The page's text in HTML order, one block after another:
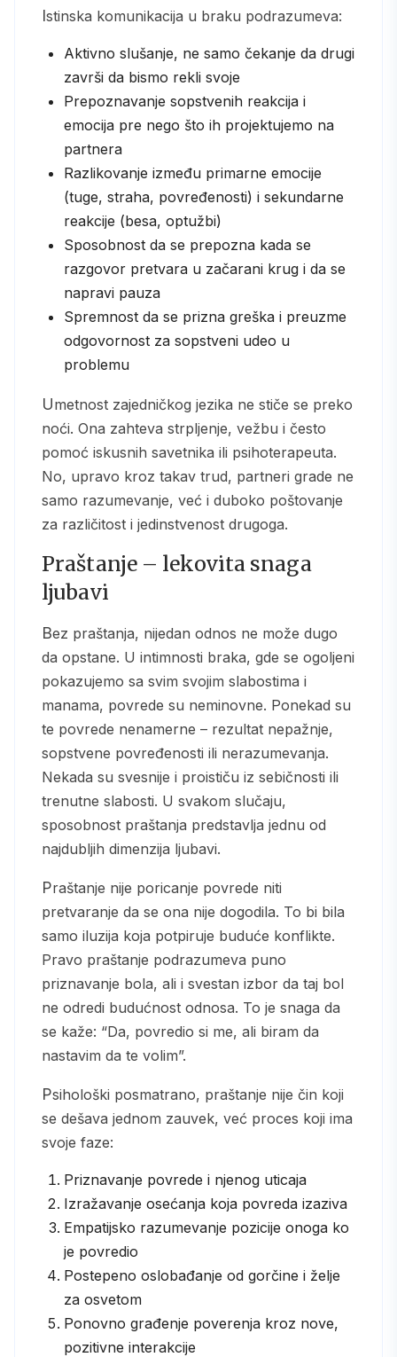
Istinska komunikacija u braku podrazumeva:
Aktivno slušanje, ne samo čekanje da drugi
završi da bismo rekli svoje
Prepoznavanje sopstvenih reakcija i
emocija pre nego što ih projektujemo na
partnera
Razlikovanje između primarne emocije
(tuge, straha, povređenosti) i sekundarne
reakcije (besa, optužbi)
Sposobnost da se prepozna kada se
razgovor pretvara u začarani krug i da se
napravi pauza
Spremnost da se prizna greška i preuzme
odgovornost za sopstveni udeo u
problemu
Umetnost zajedničkog jezika ne stiče se preko
noći. Ona zahteva strpljenje, vežbu i često
pomoć iskusnih savetnika ili psihoterapeuta.
No, upravo kroz takav trud, partneri grade ne
samo razumevanje, već i duboko poštovanje
za različitost i jedinstvenost drugoga.
Praštanje – lekovita snaga
ljubavi
Bez praštanja, nijedan odnos ne može dugo
da opstane. U intimnosti braka, gde se ogoljeni
pokazujemo sa svim svojim slabostima i
manama, povrede su neminovne. Ponekad su
te povrede nenamerne – rezultat nepažnje,
sopstvene povređenosti ili nerazumevanja.
Nekada su svesnije i proističu iz sebičnosti ili
trenutne slabosti. U svakom slučaju,
sposobnost praštanja predstavlja jednu od
najdubljih dimenzija ljubavi.
Praštanje nije poricanje povrede niti
pretvaranje da se ona nije dogodila. To bi bila
samo iluzija koja potpiruje buduće konflikte.
Pravo praštanje podrazumeva puno
priznavanje bola, ali i svestan izbor da taj bol
ne odredi budućnost odnosa. To je snaga da
se kaže: “Da, povredio si me, ali biram da
nastavim da te volim”.
Psihološki posmatrano, praštanje nije čin koji
se dešava jednom zauvek, već proces koji ima
svoje faze:
Priznavanje povrede i njenog uticaja
Izražavanje osećanja koja povreda izaziva
Empatijsko razumevanje pozicije onoga ko
je povredio
Postepeno oslobađanje od gorčine i želje
za osvetom
Ponovno građenje poverenja kroz nove,
pozitivne interakcije